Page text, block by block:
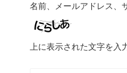
名前、メールアドレス、
上に表示された文字を入